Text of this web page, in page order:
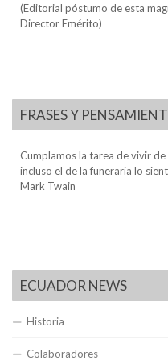
(Editorial póstumo de esta
Director Emérito)
FRASES Y
Cumplamos la tarea de vivir
incluso el de la funeraria lo
Mark Twain
ECUADOR NEWS
Historia
Colaboradores